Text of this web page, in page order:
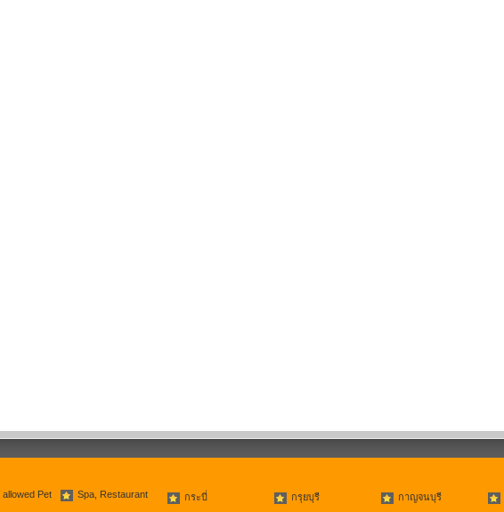
Pet Spa, Restaurant กระบี่ กรุยบุรี กาญจนบุรี